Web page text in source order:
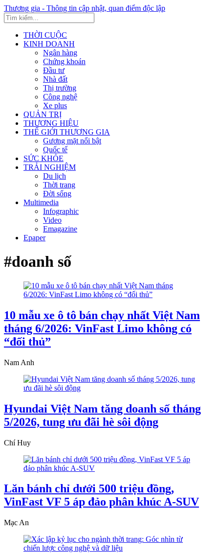
Thương gia - Thông tin cập nhật, quan điểm độc lập
THỜI CUỘC
KINH DOANH
Ngân hàng
Chứng khoán
Đầu tư
Nhà đất
Thị trường
Công nghệ
Xe plus
QUẢN TRỊ
THƯƠNG HIỆU
THẾ GIỚI THƯƠNG GIA
Gương mặt nổi bật
Quốc tế
SỨC KHỎE
TRẢI NGHIỆM
Du lịch
Thời trang
Đời sống
Multimedia
Infographic
Video
Emagazine
Epaper
#doanh số
10 mẫu xe ô tô bán chạy nhất Việt Nam
tháng 6/2026: VinFast Limo không có
“đối thủ”
Nam Anh
Hyundai Việt Nam tăng doanh số tháng
5/2026, tung ưu đãi hè sôi động
Chí Huy
Lăn bánh chỉ dưới 500 triệu đồng,
VinFast VF 5 áp đảo phân khúc A-SUV
Mạc An